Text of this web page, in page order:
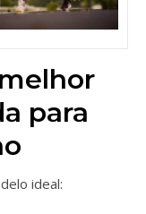
para
ideal: